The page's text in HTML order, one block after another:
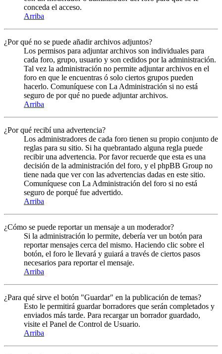
conceda el acceso.
Arriba
¿Por qué no se puede añadir archivos adjuntos?
Los permisos para adjuntar archivos son individuales para
cada foro, grupo, usuario y son cedidos por la administración.
Tal vez la administración no permite adjuntar archivos en el
foro en que le encuentras ó solo ciertos grupos pueden
hacerlo. Comuníquese con La Administración si no está
seguro de por qué no puede adjuntar archivos.
Arriba
¿Por qué recibí una advertencia?
Los administradores de cada foro tienen su propio conjunto de
reglas para su sitio. Si ha quebrantado alguna regla puede
recibir una advertencia. Por favor recuerde que esta es una
decisión de la administración del foro, y el phpBB Group no
tiene nada que ver con las advertencias dadas en este sitio.
Comuníquese con La Administración del foro si no está
seguro de porqué fue advertido.
Arriba
¿Cómo se puede reportar un mensaje a un moderador?
Si la administración lo permite, debería ver un botón para
reportar mensajes cerca del mismo. Haciendo clic sobre el
botón, el foro le llevará y guiará a través de ciertos pasos
necesarios para reportar el mensaje.
Arriba
¿Para qué sirve el botón "Guardar" en la publicación de temas?
Esto le permitirá guardar borradores que serán completados y
enviados más tarde. Para recargar un borrador guardado,
visite el Panel de Control de Usuario.
Arriba